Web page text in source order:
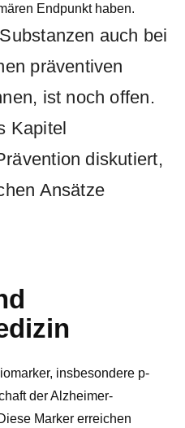
Endpunkt haben.
auch bei
präventiven
ist noch offen.
Kapitel
diskutiert,
Ansätze
insbesondere p-
der Alzheimer-
Marker erreichen